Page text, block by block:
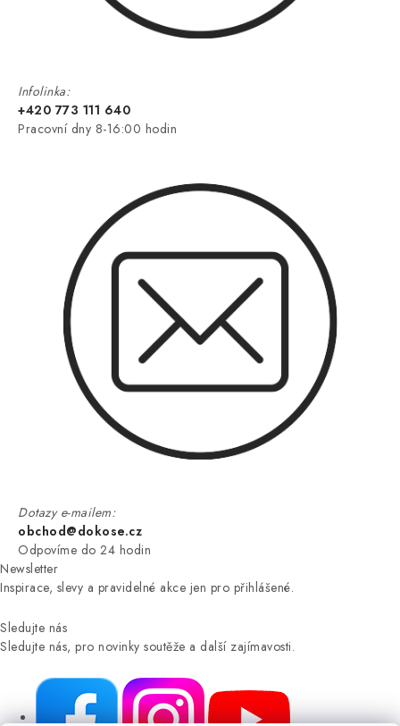
Infolinka:
+420 773 111 640
Pracovní dny 8-16:00 hodin
Dotazy e-mailem:
obchod@dokose.cz
Odpovíme do 24 hodin
Newsletter
Inspirace, slevy a pravidelné akce jen pro přihlášené.
Sledujte nás
Sledujte nás, pro novinky soutěže a další zajímavosti.